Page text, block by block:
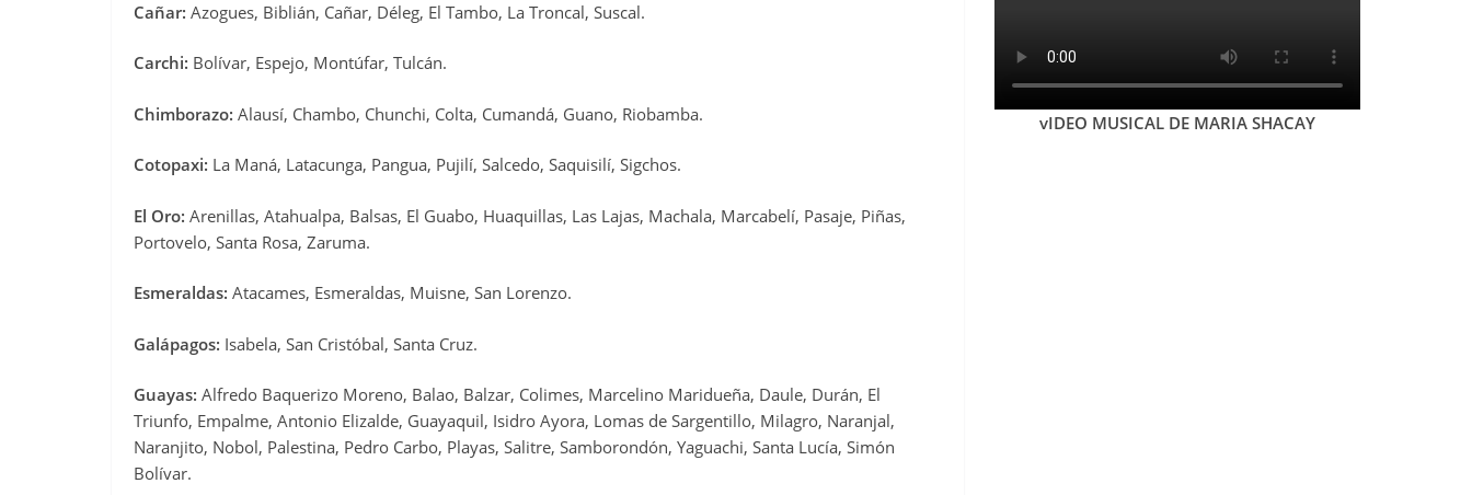
Cañar: Azogues, Biblián, Cañar, Déleg, El Tambo, La Troncal, Suscal.
Carchi: Bolívar, Espejo, Montúfar, Tulcán.
Chimborazo: Alausí, Chambo, Chunchi, Colta, Cumandá, Guano, Riobamba.
Cotopaxi: La Maná, Latacunga, Pangua, Pujilí, Salcedo, Saquisilí, Sigchos.
El Oro: Arenillas, Atahualpa, Balsas, El Guabo, Huaquillas, Las Lajas, Machala, Marcabelí, Pasaje, Piñas,
Portovelo, Santa Rosa, Zaruma.
Esmeraldas: Atacames, Esmeraldas, Muisne, San Lorenzo.
Galápagos: Isabela, San Cristóbal, Santa Cruz.
Guayas: Alfredo Baquerizo Moreno, Balao, Balzar, Colimes, Marcelino Maridueña, Daule, Durán, El
Triunfo, Empalme, Antonio Elizalde, Guayaquil, Isidro Ayora, Lomas de Sargentillo, Milagro, Naranjal,
Naranjito, Nobol, Palestina, Pedro Carbo, Playas, Salitre, Samborondón, Yaguachi, Santa Lucía, Simón
Bolívar.
vIDEO MUSICAL DE MARIA SHACAY